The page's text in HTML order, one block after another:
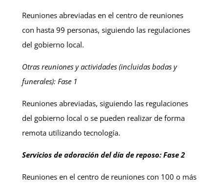
Reuniones abreviadas en el centro de reuniones
con hasta 99 personas, siguiendo las regulaciones
del gobierno local.
Otras reuniones y actividades (incluidas bodas y
funerales): Fase 1
Reuniones abreviadas, siguiendo las regulaciones
del gobierno local o se pueden realizar de forma
remota utilizando tecnología.
Servicios de adoración del día de reposo: Fase 2
Reuniones en el centro de reuniones con 100 o más